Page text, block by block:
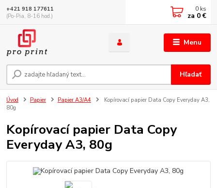
Menu
Hľadať
+421 918 177611
(Po-Pia, 8-16 hod.)
0 ks
za 0 €
Úvod Papier Papier A3/A4
Kopírovací papier Data Copy Everyday A3,
80g
Kopírovací papier Data Copy
Everyday A3, 80g